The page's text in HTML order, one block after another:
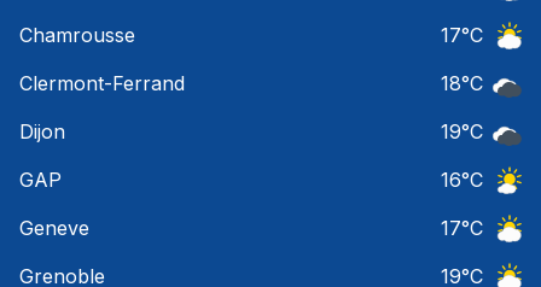
Chamrousse
17°C
Clermont-Ferrand
18°C
Dijon
19°C
GAP
16°C
Geneve
17°C
Grenoble
19°C